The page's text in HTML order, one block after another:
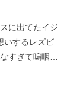
に出てたイジ
いするレズビ
すぎて嗚咽…